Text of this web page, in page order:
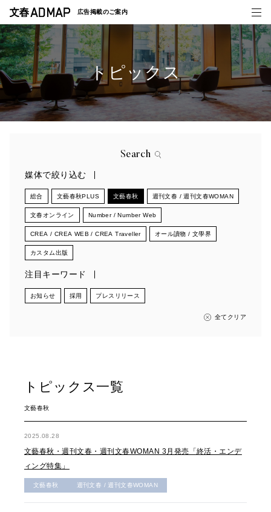
広告掲載のご案内
媒体紹介
トピックス
Search
媒体で絞り込む
総合 文藝春秋PLUS 文藝春秋 週刊文春 / 週刊文春WOMAN
文春オンライン Number / Number Web
CREA / CREA WEB / CREA Traveller オール讀物 / 文學界
カスタム出版
注目キーワード
お知らせ 採用 プレスリリース
全てクリア
トピックス一覧
文藝春秋
2025.08.28
文藝春秋・週刊文春・週刊文春WOMAN 3月発売「終活・エンデ
ィング特集」
文藝春秋 週刊文春 / 週刊文春WOMAN